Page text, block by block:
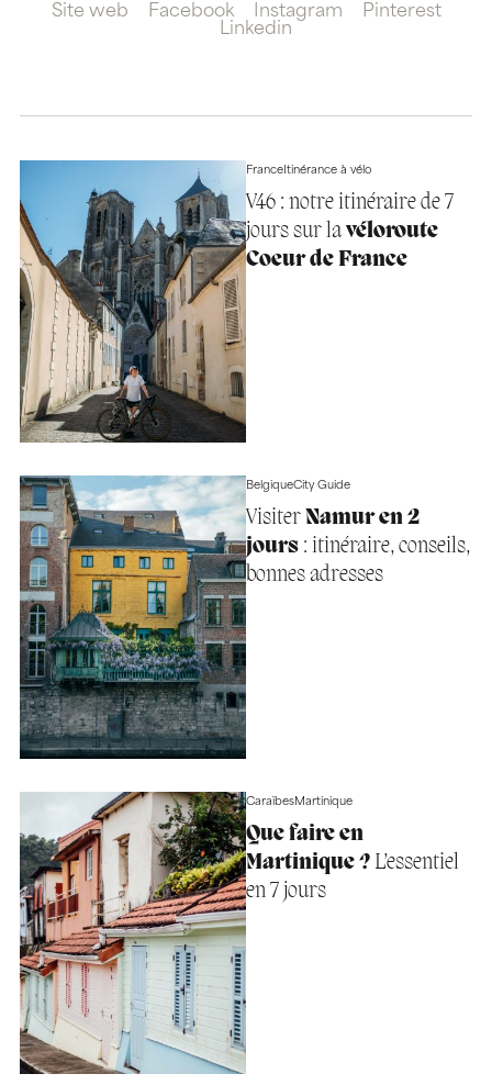
Site web Facebook Instagram
Pinterest
Linkedin
FranceItinérance à vélo
V46 : notre itinéraire de 7
jours sur lavéloroute
Coeur de France
BelgiqueCity Guide
Visiter Namur en 2
jours: itinéraire, conseils,
bonnes adresses
CaraïbesMartinique
Que faire en
Martinique ?L’essentiel
en 7 jours